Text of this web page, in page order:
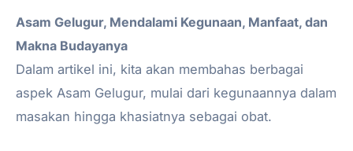
Asam Gelugur, Mendalami Kegunaan, Manfaat, dan
Makna Budayanya
Dalam artikel ini, kita akan membahas berbagai
aspek Asam Gelugur, mulai dari kegunaannya dalam
masakan hingga khasiatnya sebagai obat.